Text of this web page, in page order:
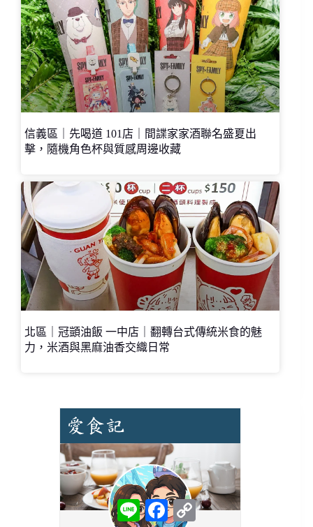
信義區｜先喝道 101店｜間諜家家酒聯名盛夏出
擊，隨機角色杯與質感周邊收藏
北區｜冠顗油飯 一中店｜翻轉台式傳統米食的魅
力，米酒與黑麻油香交織日常
L
i
F
a
C